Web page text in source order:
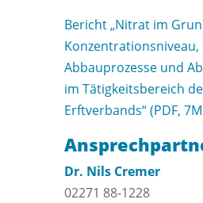
Bericht „Nitrat im
Konzentrationsniveau,
Abbauprozesse und
im Tätigkeitsbereich
Erftverbands“ (PDF,
Dr. Nils Cremer
02271 88-1228